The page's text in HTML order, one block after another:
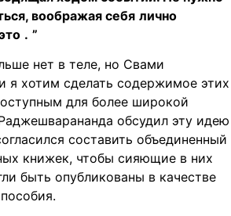
воображая себя лично
. ”
нет в теле, но Свами
я хотим сделать содержимое этих
для более широкой
обсудил эту идею
составить объединенный
книжек, чтобы сияющие в них
быть опубликованы в качестве